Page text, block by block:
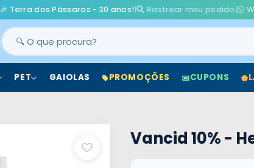
🎉 Terra dos Pássaros - 30 anos!| Rastrear meu pedido|
PET GAIOLAS PROMOÇÕES CUPONS
Vancid 10% -